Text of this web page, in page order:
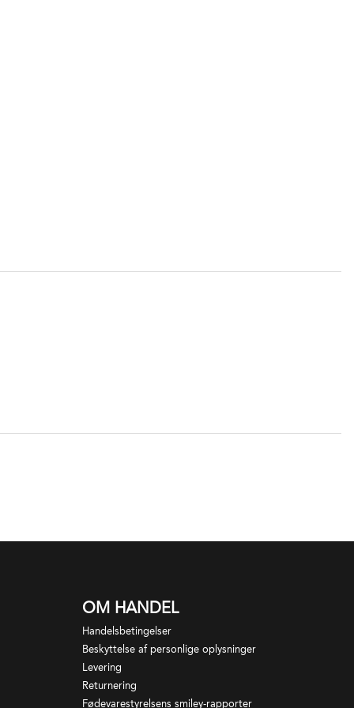
OM HANDEL
Handelsbetingelser
Beskyttelse af personlige oplysninger
Levering
Returnering
Fødevarestyrelsens smiley-rapporter